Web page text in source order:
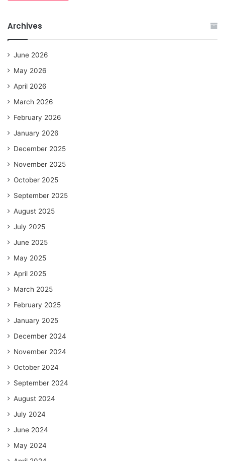
Archives
June 2026
May 2026
April 2026
March 2026
February 2026
January 2026
December 2025
November 2025
October 2025
September 2025
August 2025
July 2025
June 2025
May 2025
April 2025
March 2025
February 2025
January 2025
December 2024
November 2024
October 2024
September 2024
August 2024
July 2024
June 2024
May 2024